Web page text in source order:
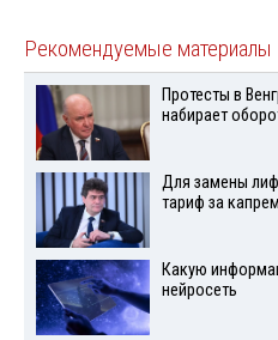
Рекомендуемые материалы
Протесты в
набирает
Для замены
тариф за
Какую
нейросеть